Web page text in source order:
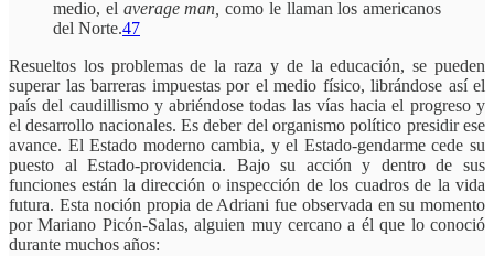
medio, el average man, como le llaman los americanos
del Norte.47
Resueltos los problemas de la raza y de la educación, se pueden
superar las barreras impuestas por el medio físico, librándose así el
país del caudillismo y abriéndose todas las vías hacia el progreso y
el desarrollo nacionales. Es deber del organismo político presidir ese
avance. El Estado moderno cambia, y el Estado-gendarme cede su
puesto al Estado-providencia. Bajo su acción y dentro de sus
funciones están la dirección o inspección de los cuadros de la vida
futura. Esta noción propia de Adriani fue observada en su momento
por Mariano Picón-Salas, alguien muy cercano a él que lo conoció
durante muchos años: